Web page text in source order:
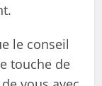
le conseil
touche de